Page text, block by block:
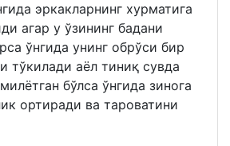
эркакларнинг хурматига
агар у ўзининг бадани
ўнгида унинг обрўси бир
тўкилади аёл тиниқ сувда
бўлса ўнгида зинога
ортиради ва тароватини